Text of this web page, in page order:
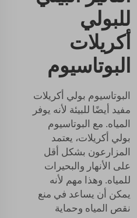
للبولي
أكريلات
البوتاسيوم
البوتاسيوم بولي أكريلات
مفيد أيضًا للبيئة لأنه يوفر
المياه. مع البوتاسيوم
بولي أكريلات، يعتمد
المزارعون بشكل أقل
على الأنهار والبحيرات
للمياه. وهذا مهم لأنه
يمكن أن يساعد في منع
نقص المياه وحماية